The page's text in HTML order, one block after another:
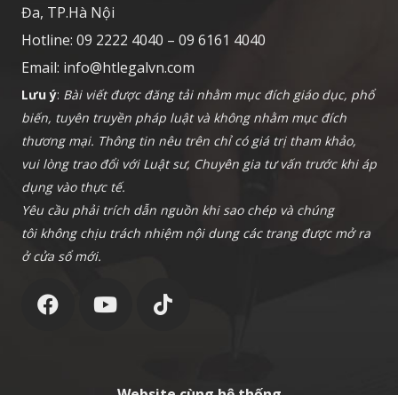
Đa, TP.Hà Nội
Hotline: 09 2222 4040 – 09 6161 4040
Email: info@htlegalvn.com
Lưu ý: Bài viết được đăng tải nhằm mục đích giáo dục, phổ
biến, tuyên truyền pháp luật và không nhằm mục đích
thương mại. Thông tin nêu trên chỉ có giá trị tham khảo,
vui lòng trao đổi với Luật sư, Chuyên gia tư vấn trước khi áp
dụng vào thực tế.
Yêu cầu phải trích dẫn nguồn khi sao chép và chúng
tôi không chịu trách nhiệm nội dung các trang được mở ra
ở cửa sổ mới.